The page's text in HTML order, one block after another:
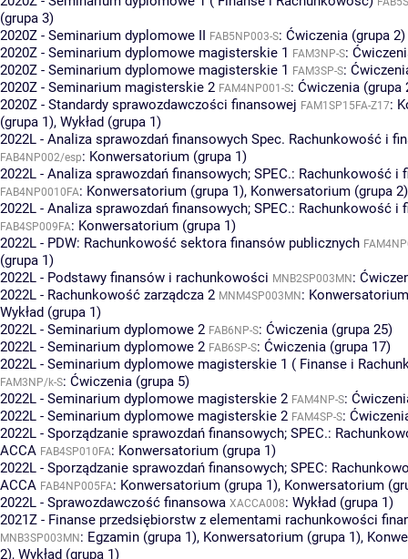
(grupa 3)
2020Z - Seminarium dyplomowe II FAB5NP003-S: Ćwiczenia (grupa 2)
2020Z - Seminarium dyplomowe magisterskie 1 FAM3NP-S:
2020Z - Seminarium dyplomowe magisterskie 1 FAM3SP-S:
2020Z - Seminarium magisterskie 2 FAM4NP001-S: Ćwiczenia (grupa
2020Z - Standardy sprawozdawczości finansowej FAM1SP15FA-Z17:
(grupa 1), Wykład (grupa 1)
2022L - Analiza sprawozdań finansowych Spec. Rachunkowość i
FAB4NP002/esp: Konwersatorium (grupa 1)
2022L - Analiza sprawozdań finansowych; SPEC.: Rachunkowość i
FAB4NP0010FA: Konwersatorium (grupa 1), Konwersatorium (grupa 2)
2022L - Analiza sprawozdań finansowych; SPEC.: Rachunkowość i
FAB4SP009FA: Konwersatorium (grupa 1)
2022L - PDW: Rachunkowość sektora finansów publicznych
(grupa 1)
2022L - Podstawy finansów i rachunkowości MNB2SP003MN:
2022L - Rachunkowość zarządcza 2 MNM4SP003MN:
Wykład (grupa 1)
2022L - Seminarium dyplomowe 2 FAB6NP-S: Ćwiczenia (grupa 25)
2022L - Seminarium dyplomowe 2 FAB6SP-S: Ćwiczenia (grupa 17)
2022L - Seminarium dyplomowe magisterskie 1 ( Finanse i
FAM3NP/k-S: Ćwiczenia (grupa 5)
2022L - Seminarium dyplomowe magisterskie 2 FAM4NP-S:
2022L - Seminarium dyplomowe magisterskie 2 FAM4SP-S:
2022L - Sporządzanie sprawozdań finansowych; SPEC.:
ACCA FAB4SP010FA: Konwersatorium (grupa 1)
2022L - Sporządzanie sprawozdań finansowych; SPEC:
ACCA FAB4NP005FA: Konwersatorium (grupa 1), Konwersatorium
2022L - Sprawozdawczość finansowa XACCA008: Wykład (grupa 1)
2021Z - Finanse przedsiębiorstw z elementami rachunkowości
MNB3SP003MN: Egzamin (grupa 1), Konwersatorium (grupa 1),
2), Wykład (grupa 1)